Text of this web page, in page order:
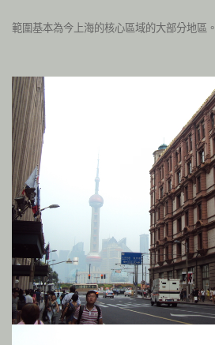
範圍基本為今上海的核心區域的大部分地區。